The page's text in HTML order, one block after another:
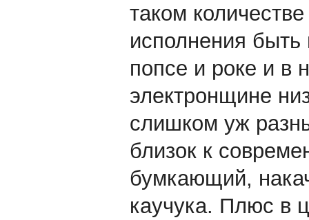
таком
исполнения
попсе и роке и в
электронщине
слишком уж
близок к
бумкающий,
каучука. Плюс в